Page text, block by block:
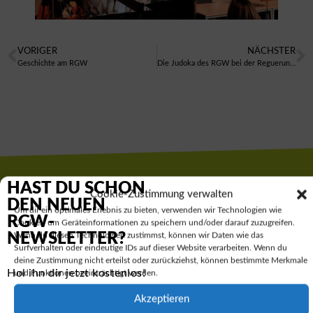
Cookie-Zustimmung verwalten
Um dir ein optimales Erlebnis zu bieten, verwenden wir Technologien wie
Cookies, um Geräteinformationen zu speichern und/oder darauf zuzugreifen.
Wenn du diesen Technologien zustimmst, können wir Daten wie das
Surfverhalten oder eindeutige IDs auf dieser Website verarbeiten. Wenn du
deine Zustimmung nicht erteilst oder zurückziehst, können bestimmte Merkmale
und Funktionen beeinträchtigt werden.
Akzeptieren
VORIGER
Geschichte am RGW
NÄCHSTER
Die Judoka des RGW bei der Reguerungsbezirksmeisterschaft 2025
Hol dir den RGW-
Newsletter:
HAST DU SCHON
DEN NEUEN
RGW-
NEWSLETTER?
Hol ihn dir jetzt kostenlos!